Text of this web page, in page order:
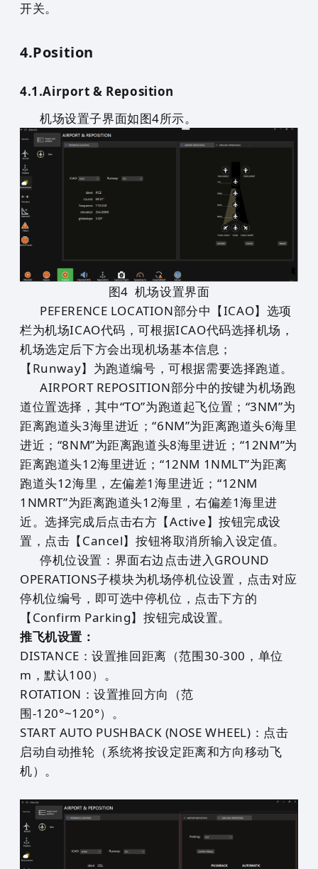
开关。
4.Position
4.1.Airport & Reposition
机场设置子界面如图4所示。
图4 机场设置界面
PEFERENCE LOCATION部分中【ICAO】选项
栏为机场ICAO代码，可根据ICAO代码选择机场，
机场选定后下方会出现机场基本信息；
【Runway】为跑道编号，可根据需要选择跑道。
AIRPORT REPOSITION部分中的按键为机场跑
道位置选择，其中“TO”为跑道起飞位置；“3NM”为
距离跑道头3海里进近；“6NM”为距离跑道头6海里
进近；“8NM”为距离跑道头8海里进近；“12NM”为
距离跑道头12海里进近；“12NM 1NMLT”为距离
跑道头12海里，左偏差1海里进近；“12NM
1NMRT”为距离跑道头12海里，右偏差1海里进
近。选择完成后点击右方【Active】按钮完成设
置，点击【Cancel】按钮将取消所输入设定值。
停机位设置：界面右边点击进入GROUND
OPERATIONS子模块为机场停机位设置，点击对应
停机位编号，即可选中停机位，点击下方的
【Confirm Parking】按钮完成设置。
推飞机设置：
DISTANCE：设置推回距离（范围30-300，单位
m，默认100）。
ROTATION：设置推回方向（范
围-120°~120°）。
START AUTO PUSHBACK (NOSE WHEEL)：点击
启动自动推轮（系统将按设定距离和方向移动飞
机）。